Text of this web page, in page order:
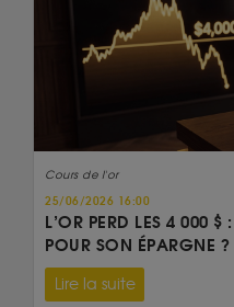
Cours de l'or
25/06/2026 16:00
L’OR PERD LES 4 000 $
POUR SON ÉPARGNE ?
Lire la suite